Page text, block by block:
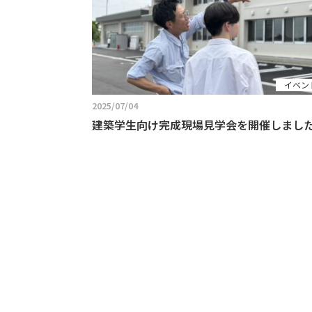
イベン
2025/07/04
建築学生向け完成現場見学会を開催しまし